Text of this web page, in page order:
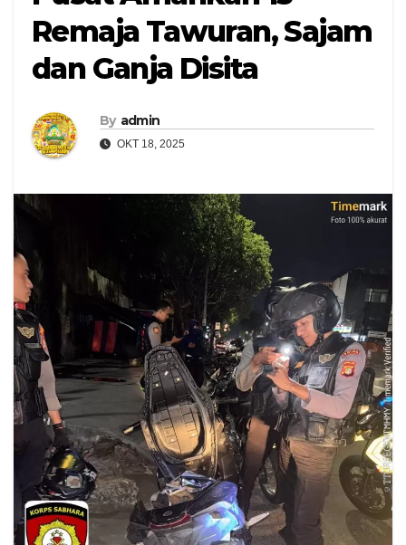
Remaja Tawuran, Sajam
dan Ganja Disita
By admin
OKT 18, 2025